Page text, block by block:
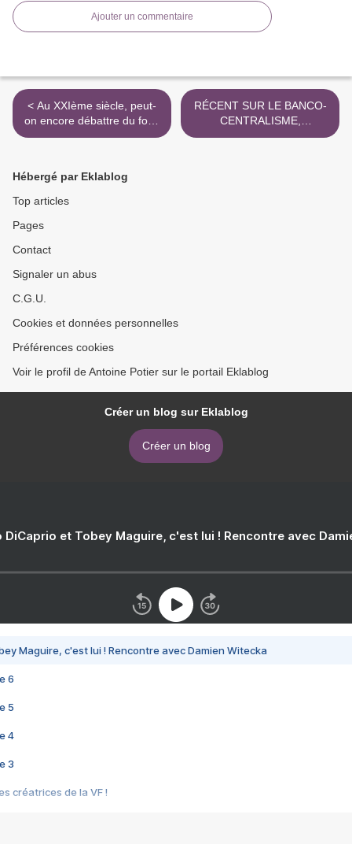
Ajouter un commentaire
< Au XXIème siècle, peut-
on encore débattre du fond
avec "La Bête du
RÉCENT SUR LE BANCO-
CENTRALISME,
L'ÉCONOMIE ET LA
Hébergé par Eklablog
Top articles
Pages
Contact
Signaler un abus
C.G.U.
Cookies et données personnelles
Préférences cookies
Voir le profil de Antoine Potier sur le portail Eklablog
Créer un blog sur Eklablog
Créer un blog
DiCaprio et Tobey Maguire, c'est lui ! Rencontre avec
Maguire, c'est lui ! Rencontre avec Damien Witecka
6
5
4
3
créatrices de la VF !